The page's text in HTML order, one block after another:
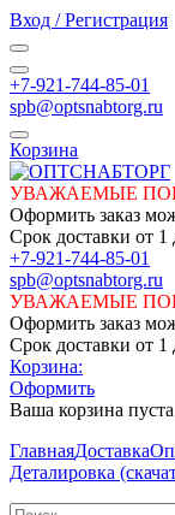
Вход / Регистрация
+7-921-744-85-01
spb@optsnabtorg.ru
Корзина
УВАЖАЕМЫЕ
Оформить заказ
Срок доставки от 1
+7-921-744-85-01
spb@optsnabtorg.ru
УВАЖАЕМЫЕ
Оформить заказ
Срок доставки от 1
Корзина:
Оформить
Ваша корзина пуста
ГлавнаяДоставка
Деталировка